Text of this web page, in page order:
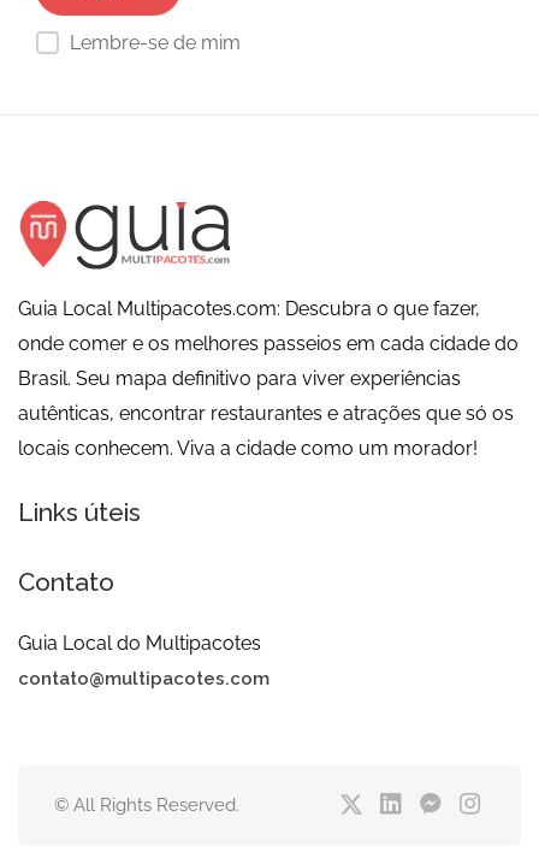
Lembre-se de mim
Guia Local Multipacotes.com: Descubra o que fazer,
onde comer e os melhores passeios em cada cidade do
Brasil. Seu mapa definitivo para viver experiências
autênticas, encontrar restaurantes e atrações que só os
locais conhecem. Viva a cidade como um morador!
Links úteis
Contato
Guia Local do Multipacotes
contato@multipacotes.com
© All Rights Reserved.